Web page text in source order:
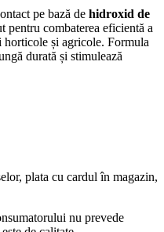
pe bază de hidroxid de
pentru combaterea eficientă a
și agricole. Formula
durată și stimulează
plata cu cardul în magazin,
nu prevede